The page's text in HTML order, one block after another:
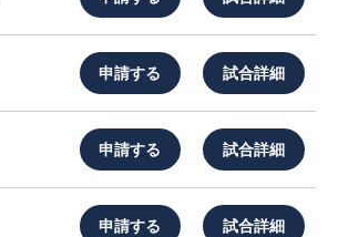
申請する 試合詳細
申請する 試合詳細
申請する 試合詳細